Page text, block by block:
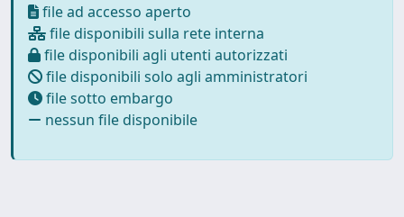
file ad accesso aperto
file disponibili sulla rete interna
file disponibili agli utenti autorizzati
file disponibili solo agli amministratori
file sotto embargo
nessun file disponibile